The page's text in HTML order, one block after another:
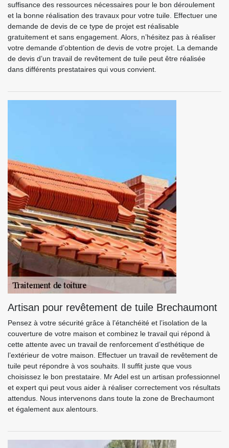
suffisance des ressources nécessaires pour le bon déroulement
et la bonne réalisation des travaux pour votre tuile. Effectuer une
demande de devis de ce type de projet est réalisable
gratuitement et sans engagement. Alors, n’hésitez pas à réaliser
votre demande d’obtention de devis de votre projet. La demande
de devis d’un travail de revêtement de tuile peut être réalisée
dans différents prestataires qui vous convient.
Artisan pour revêtement de tuile Brechaumont
Pensez à votre sécurité grâce à l’étanchéité et l’isolation de la
couverture de votre maison et combinez le travail qui répond à
cette attente avec un travail de renforcement d’esthétique de
l’extérieur de votre maison. Effectuer un travail de revêtement de
tuile peut répondre à vos souhaits. Il suffit juste que vous
choisissez le bon prestataire. Mr Adel est un artisan professionnel
et expert qui peut vous aider à réaliser correctement vos résultats
attendus. Nous intervenons dans toute la zone de Brechaumont
et également aux alentours.